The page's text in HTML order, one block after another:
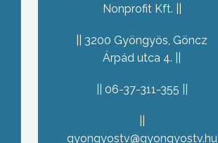
Nonprofit Kft.
3200 Gyöngyös, Göncz
Árpád utca 4.
06-37-311-355
gyongyostv@gyongyostv.hu